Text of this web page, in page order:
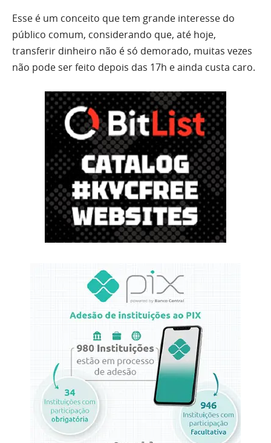
Esse é um conceito que tem grande interesse do
público comum, considerando que, até hoje,
transferir dinheiro não é só demorado, muitas vezes
não pode ser feito depois das 17h e ainda custa caro.